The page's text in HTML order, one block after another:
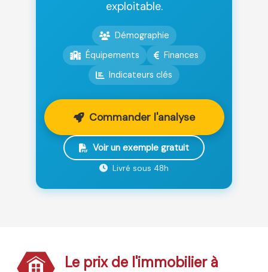
exploitable.
Démographie
Équipements
Finances
Indicateurs clés
Commander l'analyse
Voir un exemple gratuit
Livré sous 48h
Le prix de l'immobilier à